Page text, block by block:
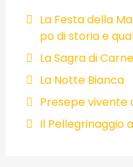
La Festa della
po di storia e
La Sagra di
La Notte Bianca
Presepe vivente
Il Pellegrinaggio